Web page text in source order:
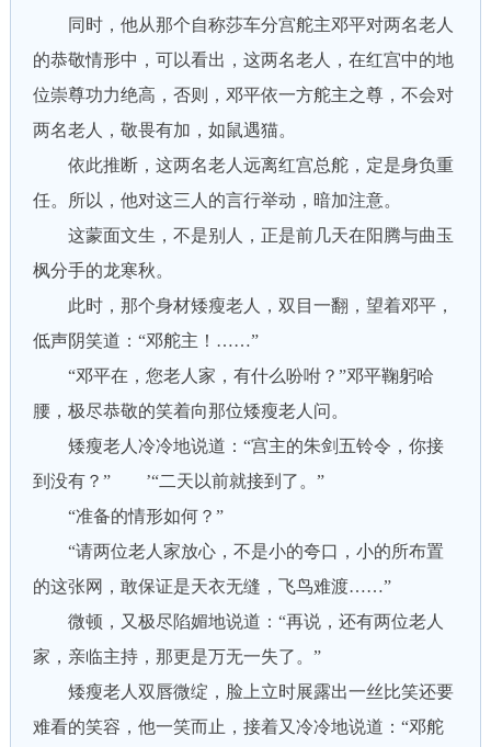
同时，他从那个自称莎车分宫舵主邓平对两名老人
的恭敬情形中，可以看出，这两名老人，在红宫中的地
位崇尊功力绝高，否则，邓平依一方舵主之尊，不会对
两名老人，敬畏有加，如鼠遇猫。
依此推断，这两名老人远离红宫总舵，定是身负重
任。所以，他对这三人的言行举动，暗加注意。
这蒙面文生，不是别人，正是前几天在阳腾与曲玉
枫分手的龙寒秋。
此时，那个身材矮瘦老人，双目一翻，望着邓平，
低声阴笑道：“邓舵主！……”
“邓平在，您老人家，有什么吩咐？”邓平鞠躬哈
腰，极尽恭敬的笑着向那位矮瘦老人问。
矮瘦老人冷冷地说道：“宫主的朱剑五铃令，你接
到没有？” ’“二天以前就接到了。”
“准备的情形如何？”
“请两位老人家放心，不是小的夸口，小的所布置
的这张网，敢保证是天衣无缝，飞鸟难渡……”
微顿，又极尽陷媚地说道：“再说，还有两位老人
家，亲临主持，那更是万无一失了。”
矮瘦老人双唇微绽，脸上立时展露出一丝比笑还要
难看的笑容，他一笑而止，接着又冷冷地说道：“邓舵